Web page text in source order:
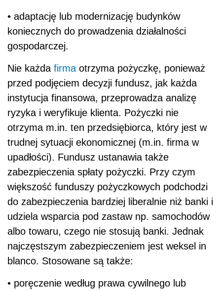
• adaptację lub modernizację budynków
koniecznych do prowadzenia działalności
gospodarczej.
Nie każda firma otrzyma pożyczkę, ponieważ
przed podjęciem decyzji fundusz, jak każda
instytucja finansowa, przeprowadza analizę
ryzyka i weryfikuje klienta. Pożyczki nie
otrzyma m.in. ten przedsiębiorca, który jest w
trudnej sytuacji ekonomicznej (m.in. firma w
upadłości). Fundusz ustanawia także
zabezpieczenia spłaty pożyczki. Przy czym
większość funduszy pożyczkowych podchodzi
do zabezpieczenia bardziej liberalnie niż banki i
udziela wsparcia pod zastaw np. samochodów
albo towaru, czego nie stosują banki. Jednak
najczęstszym zabezpieczeniem jest weksel in
blanco. Stosowane są także:
• poręczenie według prawa cywilnego lub